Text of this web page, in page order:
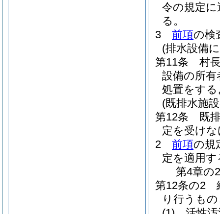
令の規定
る。
3
前項の検
(排水設備
第11条
村
設備の所
処置をす
(既排水施
第12条
既
定を受け
2
前項の規
定を適用す
第4章の2
第12条の2
り行うも